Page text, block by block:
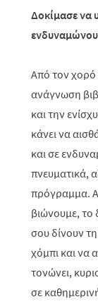
Δοκίμασε να
Από τον χορό
ανάγνωση
και την
κάνει να
και σε
πνευματικά,
πρόγραμμα.
βιώνουμε, το
σου δίνουν
χόμπι και να
τονώνει,
σε